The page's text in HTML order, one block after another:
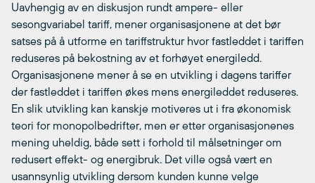
Uavhengig av en diskusjon rundt ampere- eller
sesongvariabel tariff, mener organisasjonene at det bør
satses på å utforme en tariffstruktur hvor fastleddet i tariffen
reduseres på bekostning av et forhøyet energiledd.
Organisasjonene mener å se en utvikling i dagens tariffer
der fastleddet i tariffen økes mens energileddet reduseres.
En slik utvikling kan kanskje motiveres ut i fra økonomisk
teori for monopolbedrifter, men er etter organisasjonenes
mening uheldig, både sett i forhold til målsetninger om
redusert effekt- og energibruk. Det ville også vært en
usannsynlig utvikling dersom kunden kunne velge